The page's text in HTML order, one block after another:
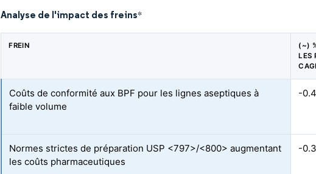
Analyse de l'impact des freins*
FREIN
(~)
LES
Coûts de conformité aux BPF pour les lignes aseptiques à
faible volume
-
Normes strictes de préparation USP <797>/<800> augmentant
les coûts pharmaceutiques
-